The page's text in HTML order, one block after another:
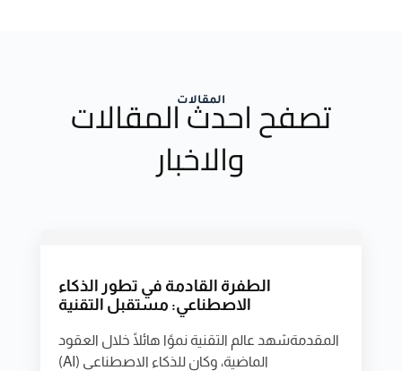
المقالات
تصفح احدث المقالات
والاخبار
الطفرة القادمة في تطور الذكاء
الاصطناعي: مستقبل التقنية
المقدمةشهد عالم التقنية نموًا هائلًا خلال العقود
الماضية، وكان للذكاء الاصطناعي (AI)